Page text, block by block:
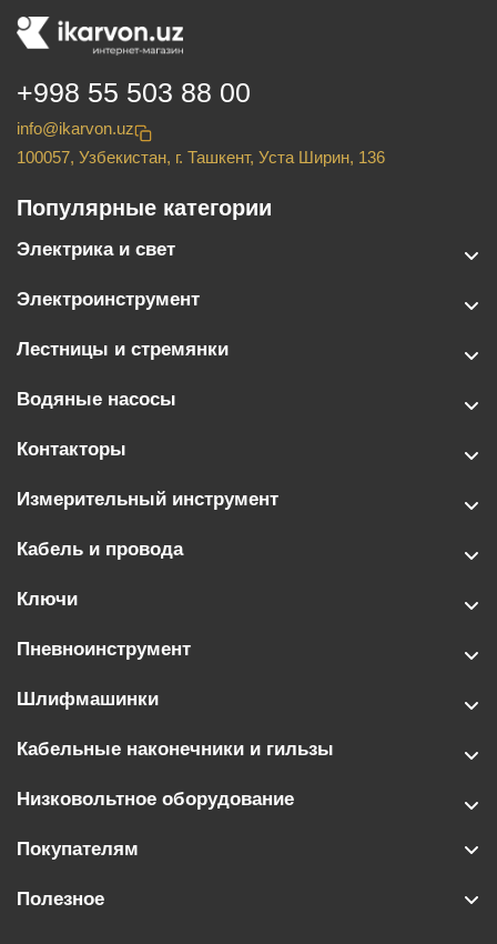
+998 55 503 88 00
info@ikarvon.uz
100057, Узбекистан, г. Ташкент, Уста Ширин, 136
Популярные категории
Электрика и свет
Электроинструмент
Лестницы и стремянки
Водяные насосы
Контакторы
Измерительный инструмент
Кабель и провода
Ключи
Пневноинструмент
Шлифмашинки
Кабельные наконечники и гильзы
Низковольтное оборудование
Покупателям
Полезное